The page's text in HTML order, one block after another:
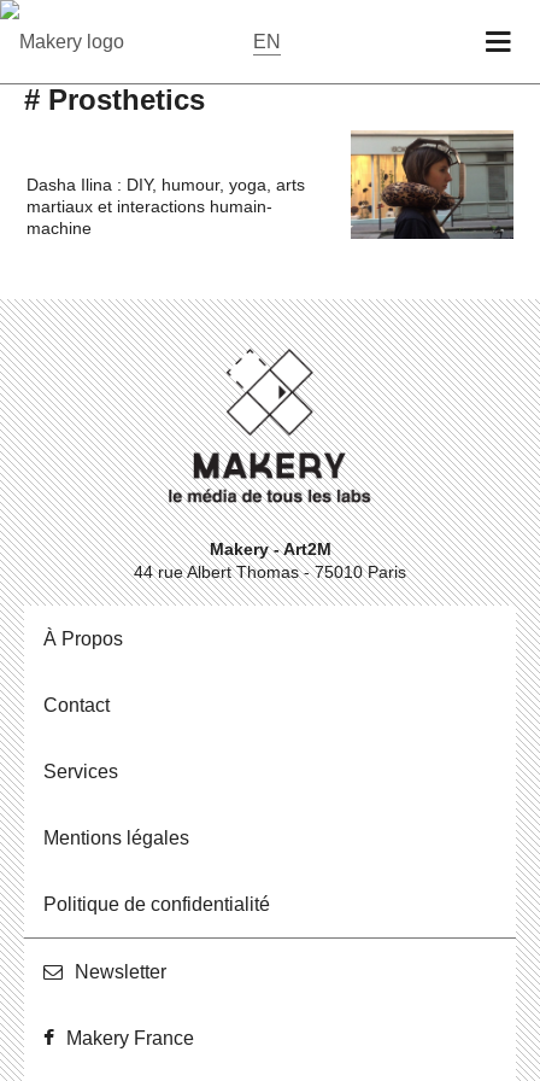
EN
# Prosthetics
Dasha Ilina : DIY, humour, yoga, arts
martiaux et interactions humain-
machine
Makery - Art2M
44 rue Albert Thomas - 75010 Paris
À Propos
Contact
Ser­vices
Men­tions légales
Po­li­tique de confidentialité
News­let­ter
Makery France